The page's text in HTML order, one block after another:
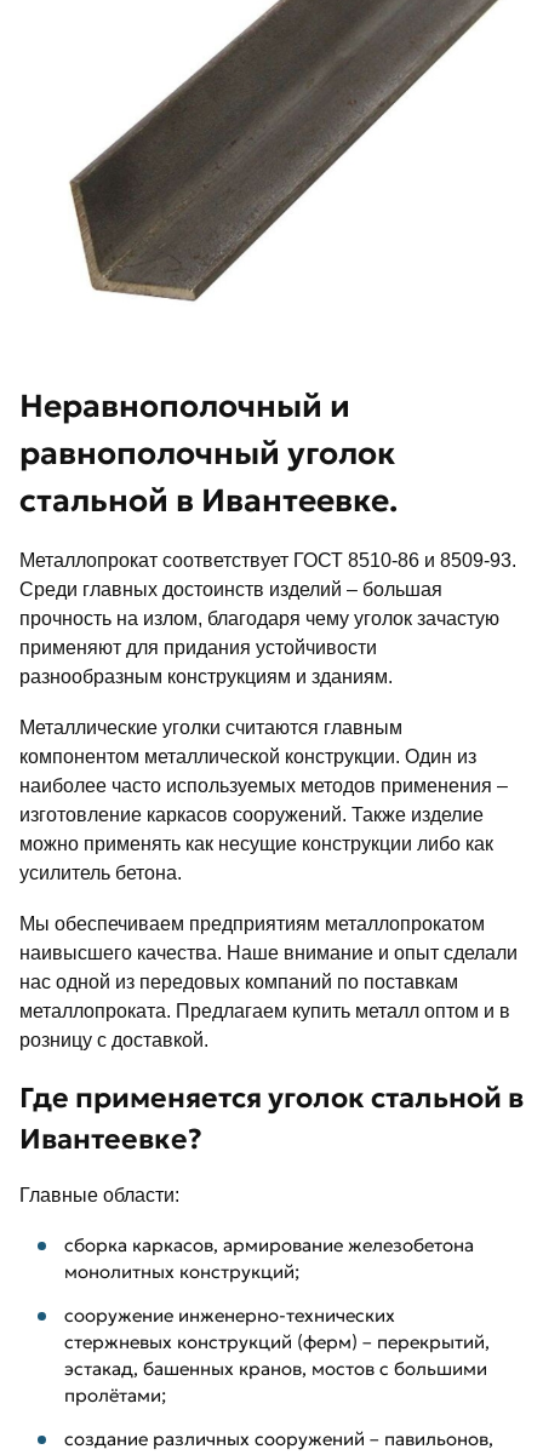
Неравнополочный и
равнополочный уголок
стальной в Ивантеевке.
Металлопрокат соответствует ГОСТ 8510-86 и 8509-93.
Среди главных достоинств изделий – большая
прочность на излом, благодаря чему уголок зачастую
применяют для придания устойчивости
разнообразным конструкциям и зданиям.
Металлические уголки считаются главным
компонентом металлической конструкции. Один из
наиболее часто используемых методов применения –
изготовление каркасов сооружений. Также изделие
можно применять как несущие конструкции либо как
усилитель бетона.
Мы обеспечиваем предприятиям металлопрокатом
наивысшего качества. Наше внимание и опыт сделали
нас одной из передовых компаний по поставкам
металлопроката. Предлагаем купить металл оптом и в
розницу с доставкой.
Где применяется уголок стальной в
Ивантеевке?
Главные области:
сборка каркасов, армирование железобетона
монолитных конструкций;
сооружение инженерно-технических
стержневых конструкций (ферм) – перекрытий,
эстакад, башенных кранов, мостов с большими
пролётами;
создание различных сооружений – павильонов,